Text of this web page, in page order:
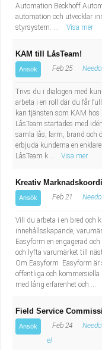
Automation Beckhoff
automation och utvecklar
styrsystem. ...
Visa mer
KAM till LåsTeam!
Ansök Feb 25
Trivs du i dialogen med
arbeta i en roll där du får
kan tjänsten som KAM hos
LåsTeam startades med
samla lås, larm, brand och
erbjuda kunderna en
LåsTeam k...
Visa mer
Kreativ
Ansök Feb 21
Vill du arbeta i en bred och
innehållsskapande,
Easyform en engagerad
och lyfta varumärket till
Om Easyform Easyform är
offentliga och kommersiella
med lång erfarenhet och ...
Field Service
Ansök Feb 24
el